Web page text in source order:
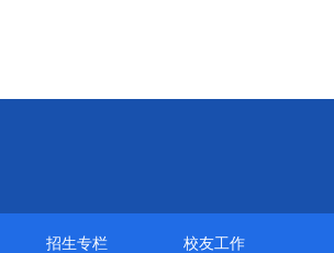
招生专栏 校友工作